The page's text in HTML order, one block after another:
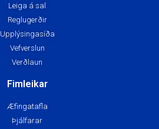
Leiga á sal
Reglugerðir
Upplýsingasíða
Vefverslun
Verðlaun
Fimleikar
Æfingatafla
Þjálfarar